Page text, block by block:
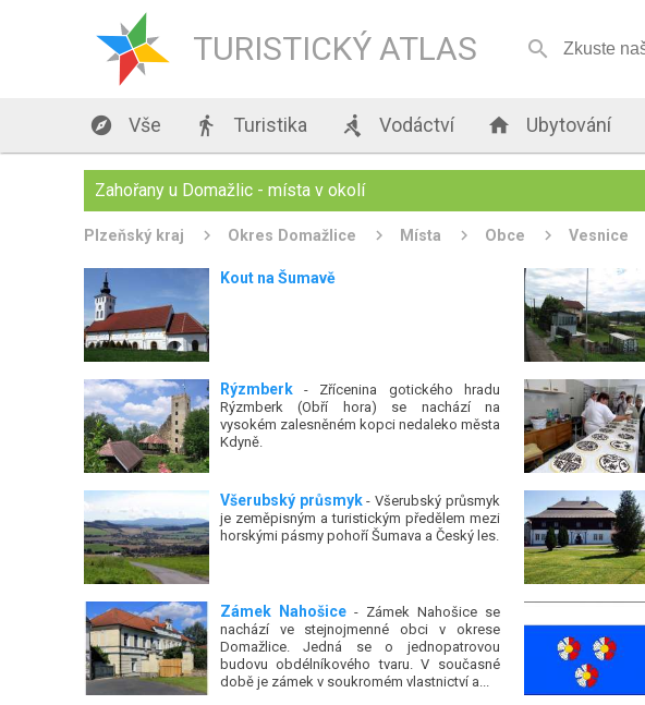
TURISTICKÝ ATLAS 
 Vše  Turistika  Vodáctví  Ubytování
Zahořany u Domažlic - místa v okolí
Plzeňský kraj Okres Domažlice Místa Obce Vesnice
Kout na Šumavě
Rýzmberk- Zřícenina gotického hradu
Rýzmberk (Obří hora) se nachází na
vysokém zalesněném kopci nedaleko města
Kdyně.
Všerubský průsmyk- Všerubský průsmyk
je zeměpisným a turistickým předělem mezi
horskými pásmy pohoří Šumava a Český les.
Zámek Nahošice- Zámek Nahošice se
nachází ve stejnojmenné obci v okrese
Domažlice. Jedná se o jednopatrovou
budovu obdélníkového tvaru. V současné
době je zámek v soukromém vlastnictví a...